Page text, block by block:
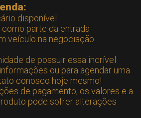
disponível
parte da entrada
veículo na negociação
de possuir essa incrível
ou para agendar uma
conosco hoje mesmo!
de pagamento, os valores e a
pode sofrer alterações